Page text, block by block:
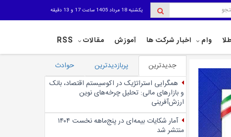
یکشنبه 18 مرداد 1405 ساعت 17 و 13 دقیقه
وام اخبار شرکت ها آموزش مقالات RSS
جدیدترین پربازدیدترین
حوادث
همگرایی استراتژیک در اکوسیستم اقتصاد، بانک
و بازارهای مالی: تحلیل چرخه‌های نوین
ارزش‌آفرینی
آمار شکایات بیمه‌ای در پنج‌‌ماهه نخست ۱۴۰۴
منتشر شد